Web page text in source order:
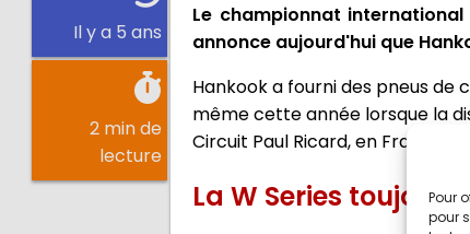
Pour
pour
Il y a 5 ans
2 min de
lecture
Le championnat
annonce aujourd'hui que
Hankook a fourni des pneus de
même cette année lorsque la
Circuit Paul Ricard, en France, le
La W Series